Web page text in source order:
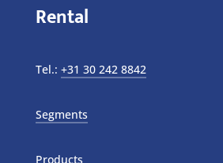
Rental
Tel.: +31 30 242 8842
Segments
Products